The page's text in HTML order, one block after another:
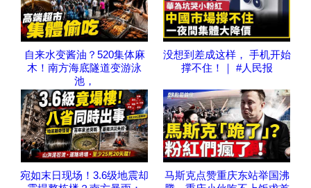
自来水变酱油？520集体麻
木！南方海底隧道变游泳
池，
没想到差成这样， 手机开始
撑不住！｜ #人民报
宛如末日现场！3.6级地震却
马斯克点赞重庆东站举国沸